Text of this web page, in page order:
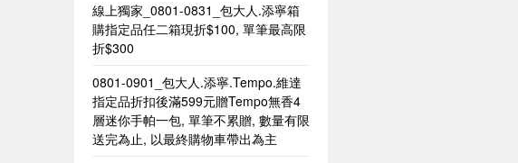
線上獨家_0801-0831_包大人.添寧箱
購指定品任二箱現折$100, 單筆最高限
折$300
0801-0901_包大人.添寧.Tempo.維達
指定品折扣後滿599元贈Tempo無香4
層迷你手帕一包, 單筆不累贈, 數量有限
送完為止, 以最終購物車帶出為主